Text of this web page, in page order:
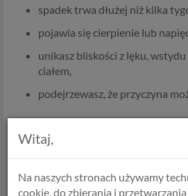
spadek trwa dłużej niż kilka
pojawia się cierpienie lub
unikasz bliskości z lęku,
ciałem,
podejrzewasz, że przyczyna
✅Zacznij od rozmowy – ze sobą lub
Czego potrzebujesz? Czego się
✅ Zadbaj o ciało i sen.
Witaj,
Na naszych stronach używamy
cookie, do zbierania i